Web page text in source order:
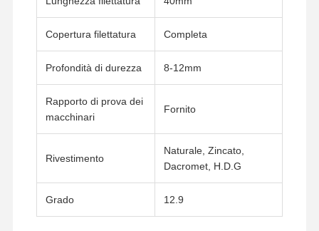
Copertura filettatura Completa
Profondità di durezza 8-12mm
Rapporto di prova dei
macchinari
Fornito
Rivestimento
Naturale, Zincato,
Dacromet, H.D.G
Grado 12.9